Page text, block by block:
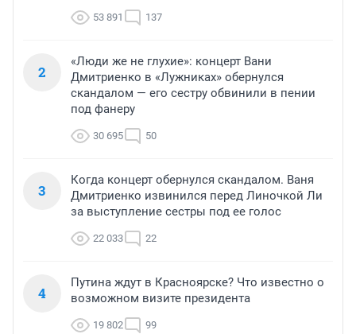
53 891 137
2
«Люди же не глухие»: концерт Вани
Дмитриенко в «Лужниках» обернулся
скандалом — его сестру обвинили в пении
под фанеру
30 695 50
3
Когда концерт обернулся скандалом. Ваня
Дмитриенко извинился перед Линочкой Ли
за выступление сестры под ее голос
22 033 22
4
Путина ждут в Красноярске? Что известно о
возможном визите президента
19 802 99